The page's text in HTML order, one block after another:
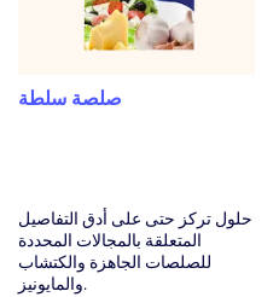
صلصة سلطة
حلول تركز حتى على أدق التفاصيل
المتعلقة بالمجالات المحددة
للصلصات الجاهزة والكتشاب
والمايونيز.